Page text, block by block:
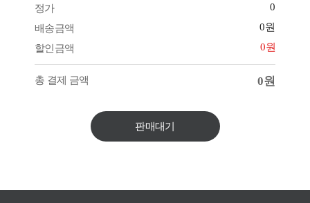
정가
0
배송금액
0원
할인금액
0원
총 결제 금액 0원
판매대기